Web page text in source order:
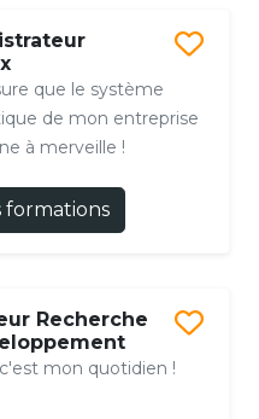
que le système
de mon entreprise
à merveille !
formations
Recherche
mon quotidien !